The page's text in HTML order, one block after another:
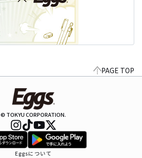
PAGE TOP
© TOKYU CORPORATION.
Eggsについて